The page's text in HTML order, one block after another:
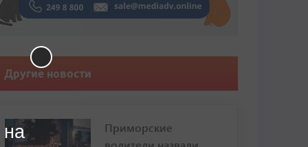
Другие новости
Приморские